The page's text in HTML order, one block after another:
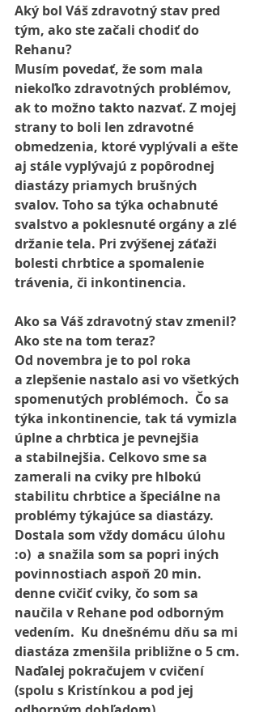
Aký bol Váš zdravotný stav pred
tým, ako ste začali chodiť do
Rehanu?
Musím povedať, že som mala
niekoľko zdravotných problémov,
ak to možno takto nazvať. Z mojej
strany to boli len zdravotné
obmedzenia, ktoré vyplývali a ešte
aj stále vyplývajú z popôrodnej
diastázy priamych brušných
svalov. Toho sa týka ochabnuté
svalstvo a poklesnuté orgány a zlé
držanie tela. Pri zvýšenej záťaži
bolesti chrbtice a spomalenie
trávenia, či inkontinencia.
Ako sa Váš zdravotný stav zmenil?
Ako ste na tom teraz?
Od novembra je to pol roka
a zlepšenie nastalo asi vo všetkých
spomenutých problémoch.  Čo sa
týka inkontinencie, tak tá vymizla
úplne a chrbtica je pevnejšia
a stabilnejšia. Celkovo sme sa
zamerali na cviky pre hlbokú
stabilitu chrbtice a špeciálne na
problémy týkajúce sa diastázy.
Dostala som vždy domácu úlohu
:o)  a snažila som sa popri iných
povinnostiach aspoň 20 min.
denne cvičiť cviky, čo som sa
naučila v Rehane pod odborným
vedením.  Ku dnešnému dňu sa mi
diastáza zmenšila približne o 5 cm.
Naďalej pokračujem v cvičení
(spolu s Kristínkou a pod jej